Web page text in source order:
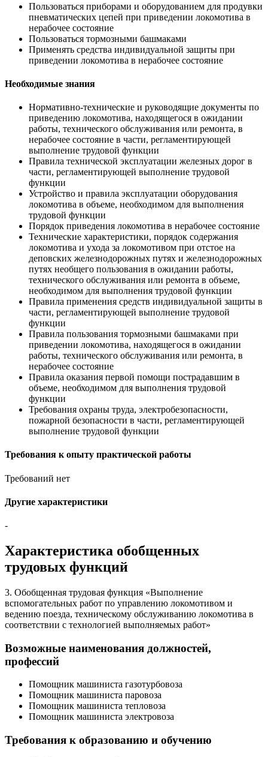
Пользоваться приборами и оборудованием для продувки
пневматических цепей при приведении локомотива в
нерабочее состояние
Пользоваться тормозными башмаками
Применять средства индивидуальной защиты при
приведении локомотива в нерабочее состояние
Необходимые знания
Нормативно-технические и руководящие документы по
приведению локомотива, находящегося в ожидании
работы, технического обслуживания или ремонта, в
нерабочее состояние в части, регламентирующей
выполнение трудовой функции
Правила технической эксплуатации железных дорог в
части, регламентирующей выполнение трудовой
функции
Устройство и правила эксплуатации оборудования
локомотива в объеме, необходимом для выполнения
трудовой функции
Порядок приведения локомотива в нерабочее состояние
Технические характеристики, порядок содержания
локомотива и ухода за локомотивом при отстое на
деповских железнодорожных путях и железнодорожных
путях необщего пользования в ожидании работы,
технического обслуживания или ремонта в объеме,
необходимом для выполнения трудовой функции
Правила применения средств индивидуальной защиты в
части, регламентирующей выполнение трудовой
функции
Правила пользования тормозными башмаками при
приведении локомотива, находящегося в ожидании
работы, технического обслуживания или ремонта, в
нерабочее состояние
Правила оказания первой помощи пострадавшим в
объеме, необходимом для выполнения трудовой
функции
Требования охраны труда, электробезопасности,
пожарной безопасности в части, регламентирующей
выполнение трудовой функции
Требования к опыту практической работы
Требований нет
Другие характеристики
-
Характеристика обобщенных
трудовых функций
3. Обобщенная трудовая функция «Выполнение
вспомогательных работ по управлению локомотивом и
ведению поезда, техническому обслуживанию локомотива в
соответствии с технологией выполняемых работ»
Возможные наименования должностей,
профессий
Помощник машиниста газотурбовоза
Помощник машиниста паровоза
Помощник машиниста тепловоза
Помощник машиниста электровоза
Требования к образованию и обучению